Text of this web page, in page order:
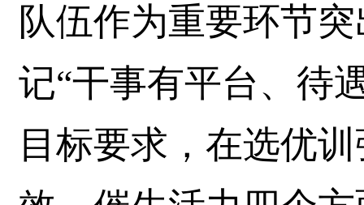
队伍作为重要环节
记“干事有平台、待
目标要求，在选优